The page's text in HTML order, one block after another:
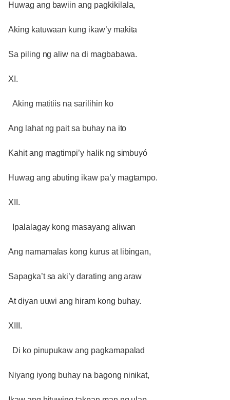
Huwag ang bawiin ang pagkikilala,
Aking katuwaan kung ikaw’y makita
Sa piling ng aliw na di magbabawa.
XI.
Aking matitiis na sarilihin ko
Ang lahat ng pait sa buhay na ito
Kahit ang magtimpi’y halik ng simbuyó
Huwag ang abuting ikaw pa’y magtampo.
XII.
Ipalalagay kong masayang aliwan
Ang namamalas kong kurus at libingan,
Sapagka’t sa aki’y darating ang araw
At diyan uuwi ang hiram kong buhay.
XIII.
Di ko pinupukaw ang pagkamapalad
Niyang iyong buhay na bagong ninikat,